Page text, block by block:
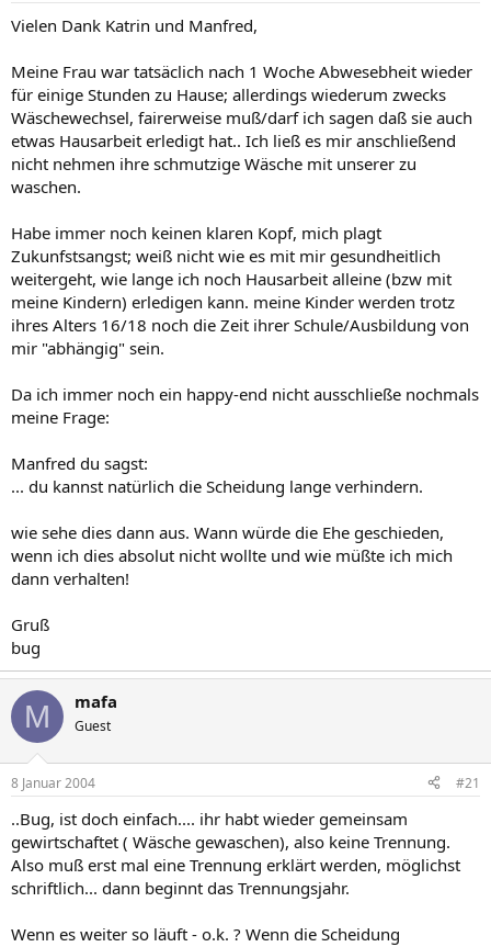
Vielen Dank Katrin und Manfred,
Meine Frau war tatsäclich nach 1 Woche Abwesebheit wieder
für einige Stunden zu Hause; allerdings wiederum zwecks
Wäschewechsel, fairerweise muß/darf ich sagen daß sie auch
etwas Hausarbeit erledigt hat.. Ich ließ es mir anschließend
nicht nehmen ihre schmutzige Wäsche mit unserer zu
waschen.
Habe immer noch keinen klaren Kopf, mich plagt
Zukunfstsangst; weiß nicht wie es mit mir gesundheitlich
weitergeht, wie lange ich noch Hausarbeit alleine (bzw mit
meine Kindern) erledigen kann. meine Kinder werden trotz
ihres Alters 16/18 noch die Zeit ihrer Schule/Ausbildung von
mir "abhängig" sein.
Da ich immer noch ein happy-end nicht ausschließe nochmals
meine Frage:
Manfred du sagst:
... du kannst natürlich die Scheidung lange verhindern.
wie sehe dies dann aus. Wann würde die Ehe geschieden,
wenn ich dies absolut nicht wollte und wie müßte ich mich
dann verhalten!
Gruß
bug
M mafa
Guest
8 Januar 2004 #21
..Bug, ist doch einfach.... ihr habt wieder gemeinsam
gewirtschaftet ( Wäsche gewaschen), also keine Trennung.
Also muß erst mal eine Trennung erklärt werden, möglichst
schriftlich... dann beginnt das Trennungsjahr.
Wenn es weiter so läuft - o.k. ? Wenn die Scheidung